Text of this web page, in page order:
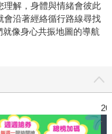
理解，身體與情緒會彼此
會沿著經絡循行路線尋找
像身心共振地圖的導航
力推薦